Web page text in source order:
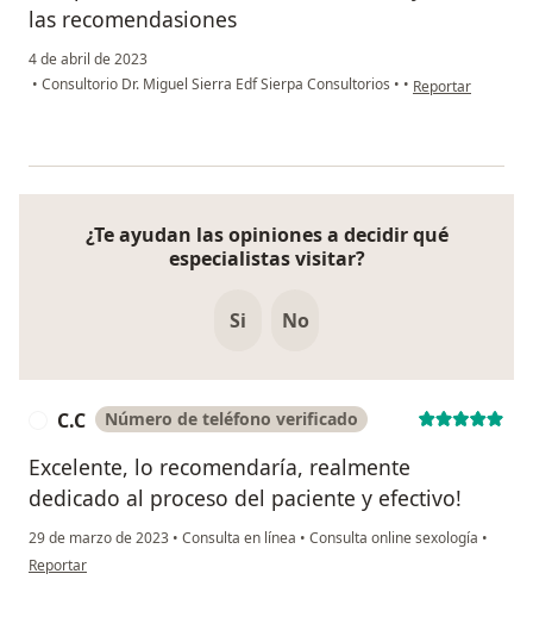
las recomendasiones
4 de abril de 2023
• Consultorio Dr. Miguel Sierra Edf Sierpa Consultorios • • en opinión del
Reportar
¿Te ayudan las opiniones a decidir qué
especialistas visitar?
Si No
C.C Número de teléfono verificado
Excelente, lo recomendaría, realmente
dedicado al proceso del paciente y efectivo!
29 de marzo de 2023 • Consulta en línea • Consulta online sexología •
en opinión del usuario C.C
Reportar